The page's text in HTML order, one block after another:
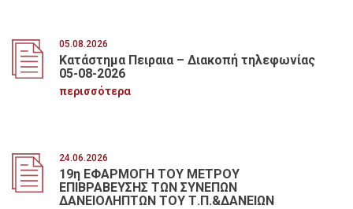
05.08.2026
Κατάστημα Πειραια – Διακοπή τηλεφωνίας
05-08-2026
περισσότερα
24.06.2026
19η ΕΦΑΡΜΟΓΗ ΤΟΥ ΜΕΤΡΟΥ
ΕΠΙΒΡΑΒΕΥΣΗΣ ΤΩΝ ΣΥΝΕΠΩΝ
ΔΑΝΕΙΟΛΗΠΤΩΝ ΤΟΥ Τ.Π.&ΔΑΝΕΙΩΝ